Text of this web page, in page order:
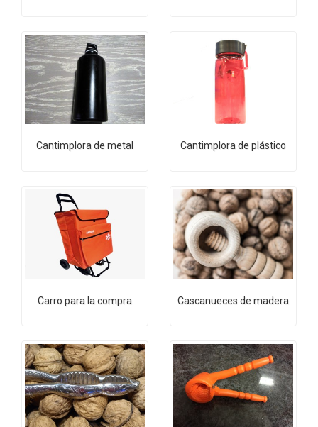
Cantimplora de metal Cantimplora de plástico
Carro para la compra Cascanueces de madera